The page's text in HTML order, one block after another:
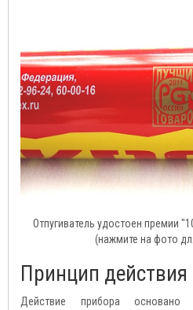
Отпугиватель удостоен премии
(нажмите на фото
Принцип действия
Действие прибора основано